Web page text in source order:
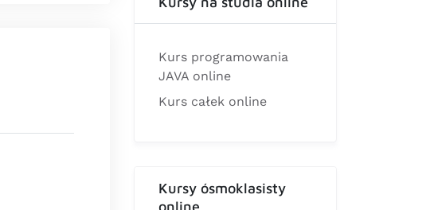
Kurs programowania
JAVA online
Kurs całek online
Kursy ósmoklasisty
online